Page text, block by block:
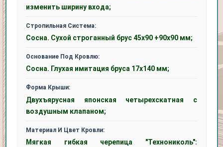
изменить ширину входа;
Стропильная Система:
Сосна. Сухой строганный брус 45х90 +90х90 мм;
Основание Под Кровлю:
Сосна. Глухая имитация бруса 17х140 мм;
Форма Крыши:
Двухъярусная японская четырехскатная с
воздушным клапаном;
Материал И Цвет Кровли:
Мягкая гибкая черепица "Технониколь":